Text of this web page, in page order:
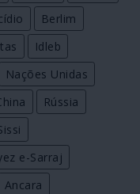
Berlim
Idleb
Nações Unidas
Rússia
e-Sarraj
Ancara